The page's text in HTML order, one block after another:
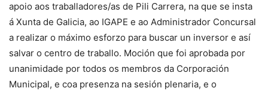
apoio aos traballadores/as de Pili Carrera, na que se insta
á Xunta de Galicia, ao IGAPE e ao Administrador Concursal
a realizar o máximo esforzo para buscar un inversor e así
salvar o centro de traballo. Moción que foi aprobada por
unanimidade por todos os membros da Corporación
Municipal, e coa presenza na sesión plenaria, e o